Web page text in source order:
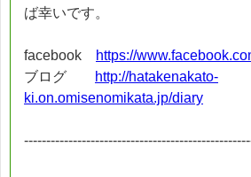
ば幸いです。
facebook
https://
ブログ
http://hatakenakato-
ki.on.omisenomikata.jp/diary